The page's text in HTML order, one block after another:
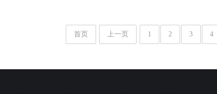
首页 上一页 1 2 3 4